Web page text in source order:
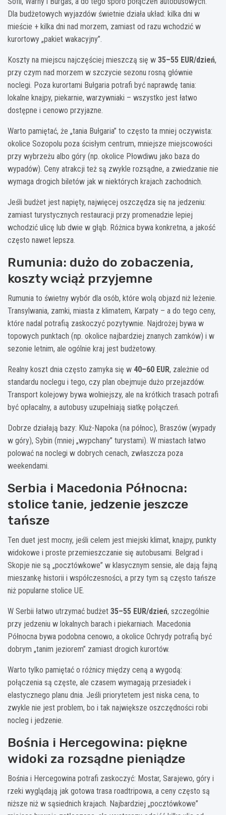
Dla budżetowych wyjazdów świetnie działa układ: kilka dni w
mieście + kilka dni nad morzem, zamiast od razu wchodzić w
kurortowy „pakiet wakacyjny”.
Koszty na miejscu najczęściej mieszczą się w 35–55 EUR/dzień,
przy czym nad morzem w szczycie sezonu rosną głównie
noclegi. Poza kurortami Bułgaria potrafi być naprawdę tania:
lokalne knajpy, piekarnie, warzywniaki – wszystko jest łatwo
dostępne i cenowo przyjazne.
Warto pamiętać, że „tania Bułgaria” to często ta mniej oczywista:
okolice Sozopolu poza ścisłym centrum, mniejsze miejscowości
przy wybrzeżu albo góry (np. okolice Płowdiwu jako baza do
wypadów). Ceny atrakcji też są zwykle rozsądne, a zwiedzanie nie
wymaga drogich biletów jak w niektórych krajach zachodnich.
Jeśli budżet jest napięty, najwięcej oszczędza się na jedzeniu:
zamiast turystycznych restauracji przy promenadzie lepiej
wchodzić ulicę lub dwie w głąb. Różnica bywa konkretna, a jakość
często nawet lepsza.
Rumunia: dużo do zobaczenia,
koszty wciąż przyjemne
Rumunia to świetny wybór dla osób, które wolą objazd niż leżenie.
Transylwania, zamki, miasta z klimatem, Karpaty – a do tego ceny,
które nadal potrafią zaskoczyć pozytywnie. Najdrożej bywa w
topowych punktach (np. okolice najbardziej znanych zamków) i w
sezonie letnim, ale ogólnie kraj jest budżetowy.
Realny koszt dnia często zamyka się w 40–60 EUR, zależnie od
standardu noclegu i tego, czy plan obejmuje dużo przejazdów.
Transport kolejowy bywa wolniejszy, ale na krótkich trasach potrafi
być opłacalny, a autobusy uzupełniają siatkę połączeń.
Dobrze działają bazy: Kluż-Napoka (na północ), Braszów (wypady
w góry), Sybin (mniej „wypchany” turystami). W miastach łatwo
polować na noclegi w dobrych cenach, zwłaszcza poza
weekendami.
Serbia i Macedonia Północna:
stolice tanie, jedzenie jeszcze
tańsze
Ten duet jest mocny, jeśli celem jest miejski klimat, knajpy, punkty
widokowe i proste przemieszczanie się autobusami. Belgrad i
Skopje nie są „pocztówkowe” w klasycznym sensie, ale dają fajną
mieszankę historii i współczesności, a przy tym są często tańsze
niż popularne stolice UE.
W Serbii łatwo utrzymać budżet 35–55 EUR/dzień, szczególnie
przy jedzeniu w lokalnych barach i piekarniach. Macedonia
Północna bywa podobna cenowo, a okolice Ochrydy potrafią być
dobrym „tanim jeziorem” zamiast drogich kurortów.
Warto tylko pamiętać o różnicy między ceną a wygodą:
połączenia są częste, ale czasem wymagają przesiadek i
elastycznego planu dnia. Jeśli priorytetem jest niska cena, to
zwykle nie jest problem, bo i tak największe oszczędności robi
nocleg i jedzenie.
Bośnia i Hercegowina: piękne
widoki za rozsądne pieniądze
Bośnia i Hercegowina potrafi zaskoczyć: Mostar, Sarajewo, góry i
rzeki wyglądają jak gotowa trasa roadtripowa, a ceny często są
niższe niż w sąsiednich krajach. Najbardziej „pocztówkowe”